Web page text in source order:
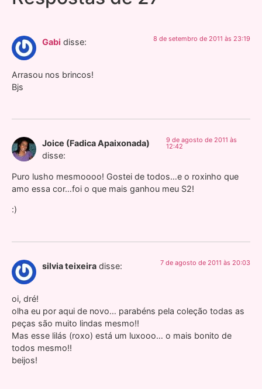
Gabi disse: 8 de setembro de 2011 às 23:19
Arrasou nos brincos!
Bjs
Joice (Fadica Apaixonada)
disse:
9 de agosto de 2011 às
12:42
Puro lusho mesmoooo! Gostei de todos…e o roxinho que
amo essa cor…foi o que mais ganhou meu S2!
:)
silvia teixeira disse: 7 de agosto de 2011 às 20:03
oi, dré!
olha eu por aqui de novo… parabéns pela coleção todas as
peças são muito lindas mesmo!!
Mas esse lilás (roxo) está um luxooo… o mais bonito de
todos mesmo!!
beijos!